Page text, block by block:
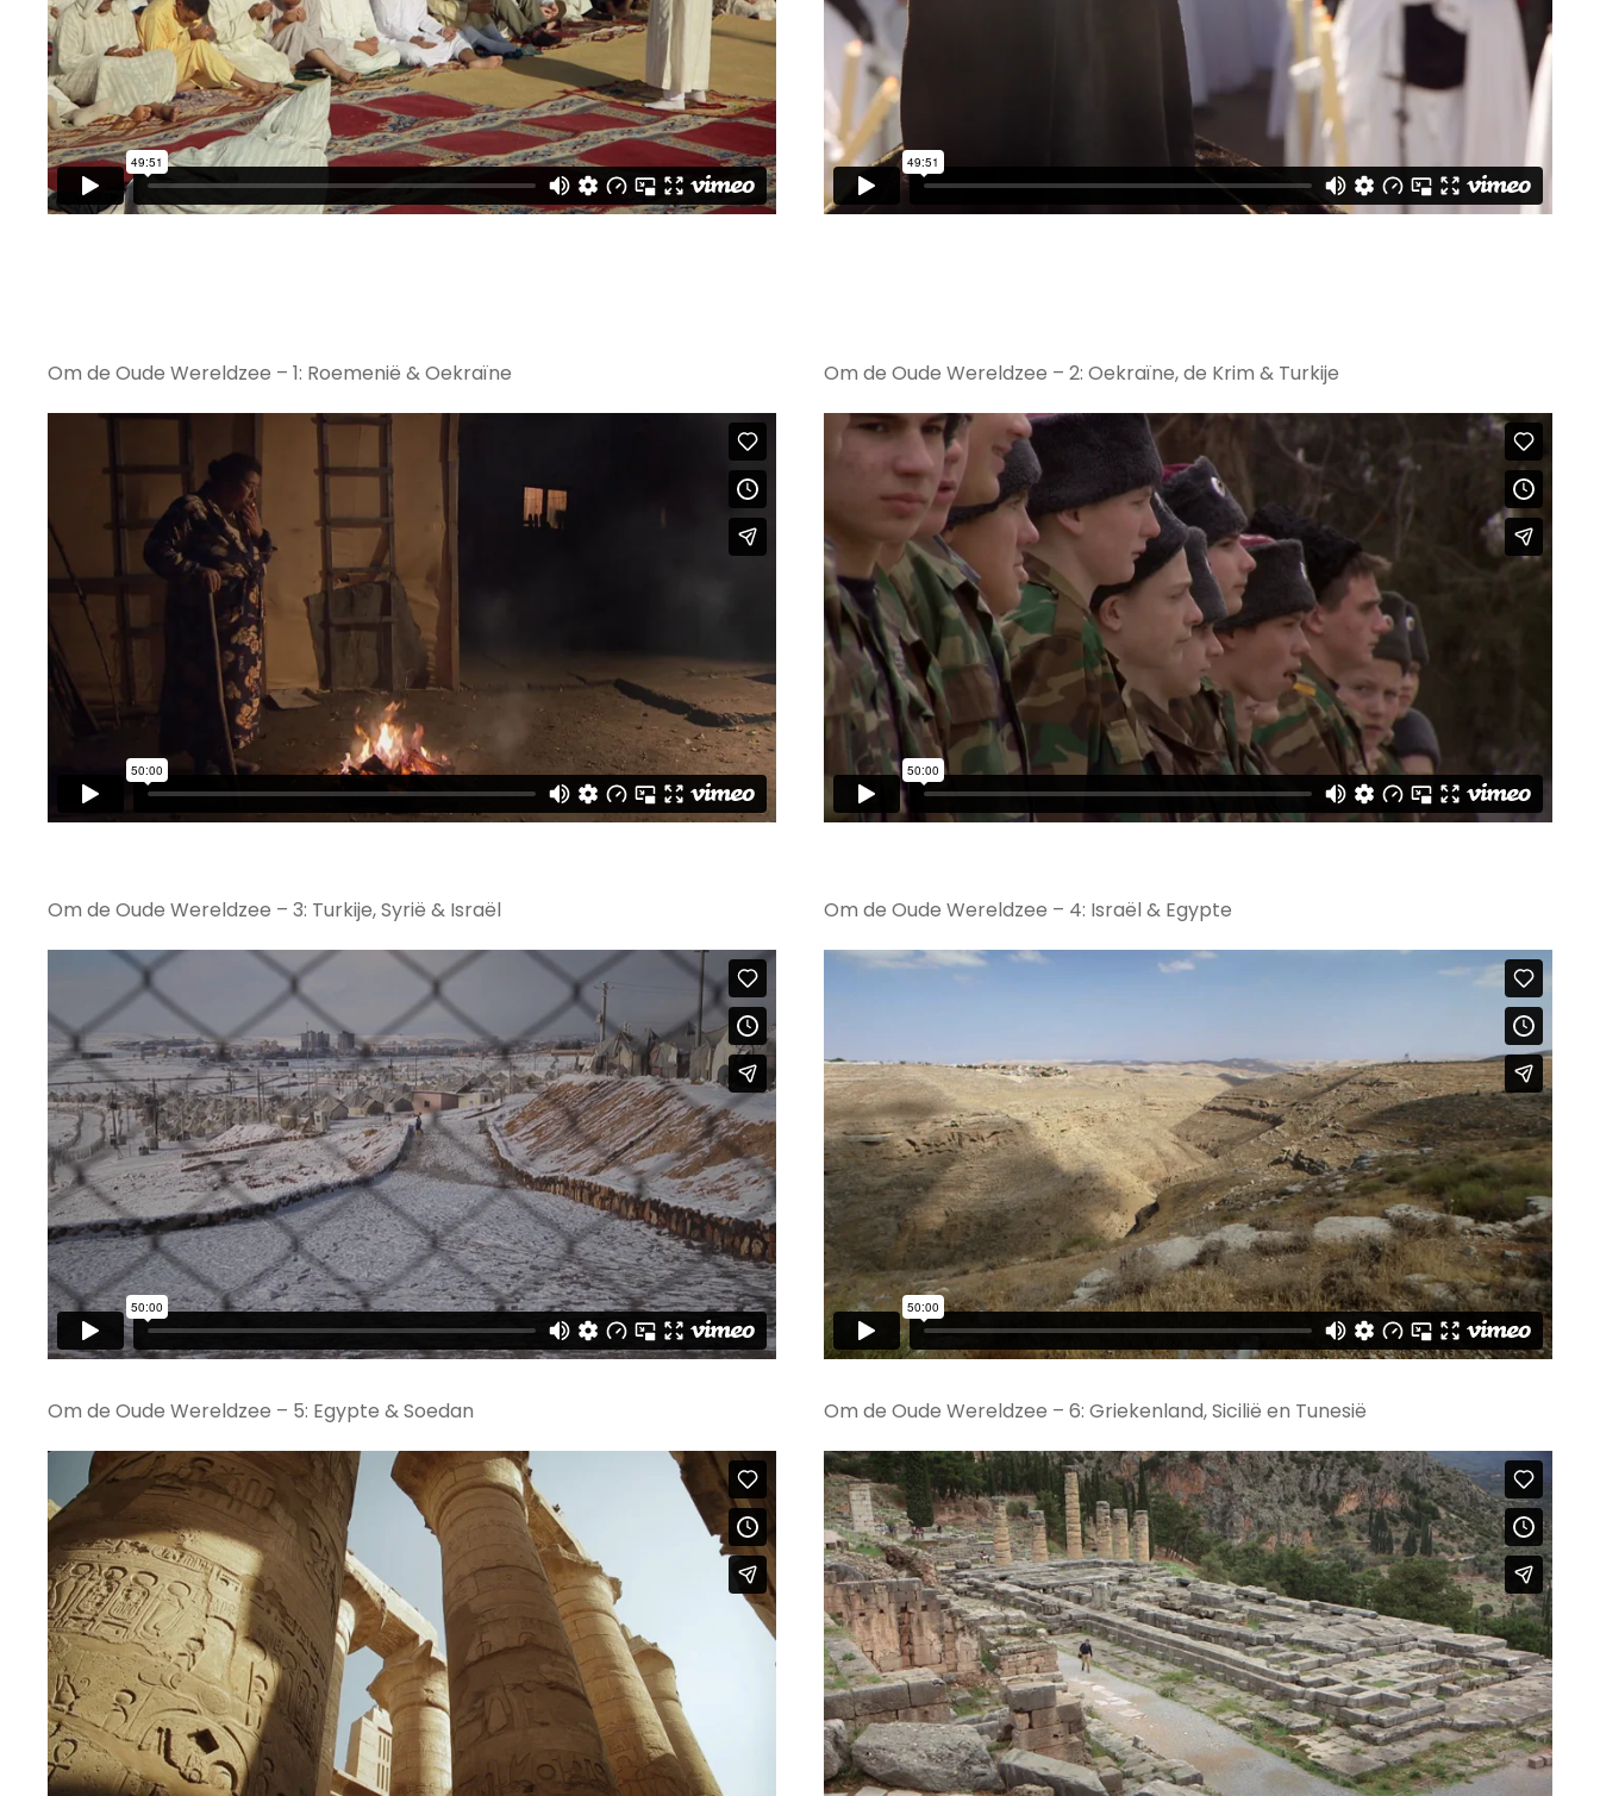
Om de Oude Wereldzee – 1: Roemenië & Oekraïne Om de Oude Wereldzee – 2: Oekraïne, de Krim & Turkije
Om de Oude Wereldzee – 3: Turkije, Syrië & Israël Om de Oude Wereldzee – 4: Israël & Egypte
Om de Oude Wereldzee – 5: Egypte & Soedan Om de Oude Wereldzee – 6: Griekenland, Sicilië en Tunesië